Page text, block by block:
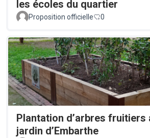
les écoles du quartier
Proposition officielle 0
Plantation d’arbres fruitiers
jardin d’Embarthe